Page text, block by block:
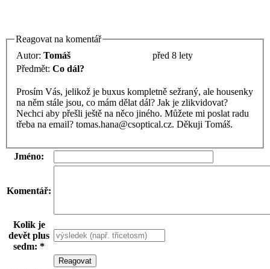
Reagovat na komentář
Autor: Tomáš
před 8 lety
Předmět: Co dál?
Prosím Vás, jelikož je buxus kompletně sežraný, ale housenky
na něm stále jsou, co mám dělat dál? Jak je zlikvidovat?
Nechci aby přešli ještě na něco jiného. Můžete mi poslat radu
třeba na email? tomas.hana@csoptical.cz. Děkuji Tomáš.
Jméno:
Komentář:
Kolik je
devět plus
sedm: *